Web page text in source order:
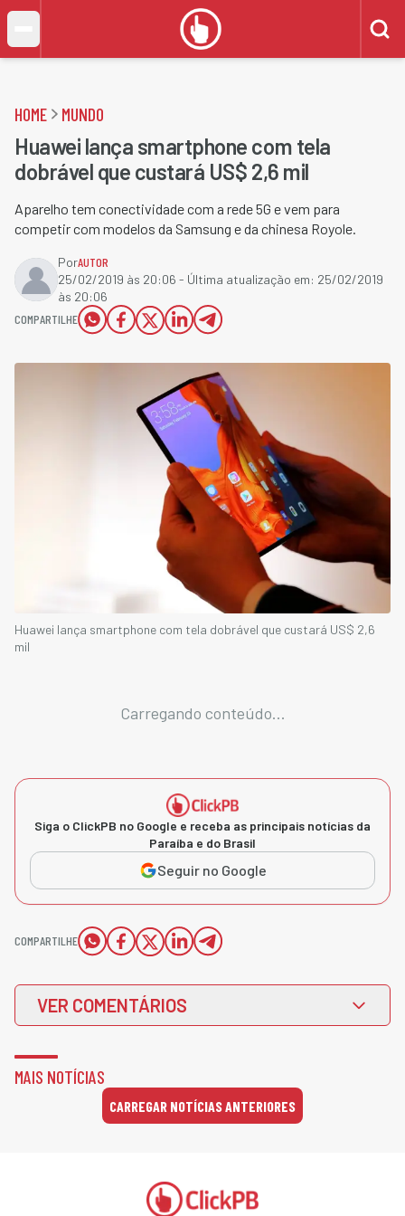
HOME MUNDO
Huawei lança smartphone com tela
dobrável que custará US$ 2,6 mil
Aparelho tem conectividade com a rede 5G e vem para
competir com modelos da Samsung e da chinesa Royole.
PorAUTOR
25/02/2019 às 20:06 - Última atualização em: 25/02/2019
às 20:06
COMPARTILHE
Huawei lança smartphone com tela dobrável que custará US$ 2,6
mil
Carregando conteúdo...
Siga o ClickPB no Google e receba as principais notícias da
Paraíba e do Brasil
Seguir no Google
COMPARTILHE
VER COMENTÁRIOS
MAIS NOTÍCIAS
CARREGAR NOTÍCIAS ANTERIORES